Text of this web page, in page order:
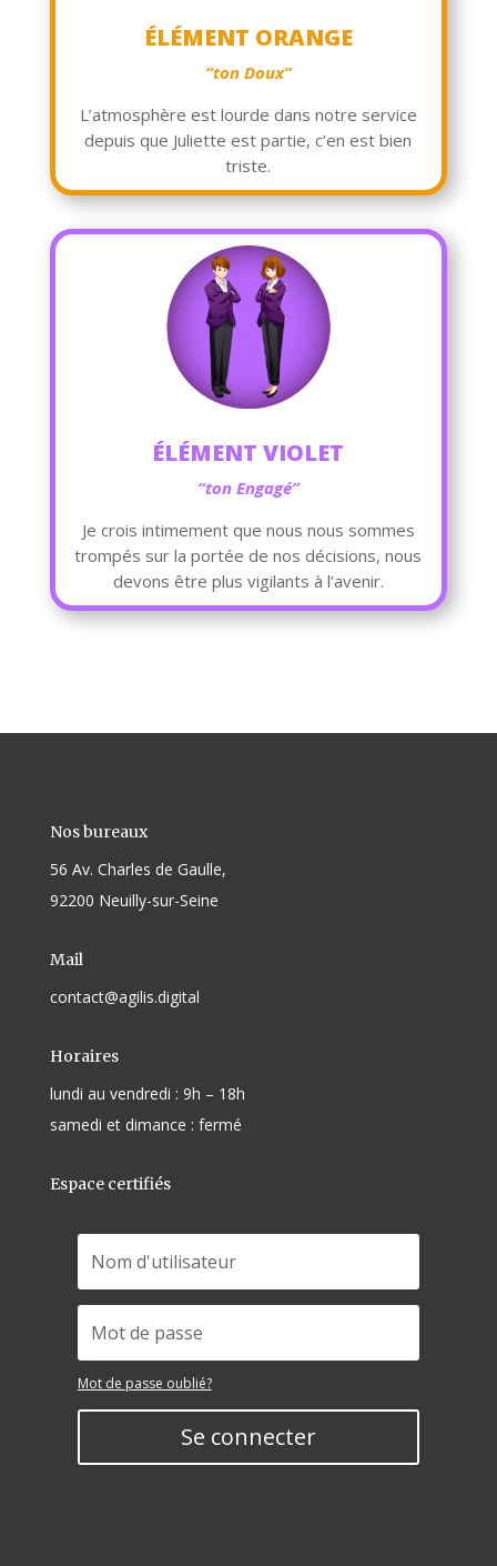
ÉLÉMENT ORANGE
“ton Doux”
L’atmosphère est lourde dans notre service
depuis que Juliette est partie, c’en est bien
triste.
ÉLÉMENT VIOLET
“ton Engagé”
Je crois intimement que nous nous sommes
trompés sur la portée de nos décisions, nous
devons être plus vigilants à l’avenir.
Nos bureaux
56 Av. Charles de Gaulle,
92200 Neuilly-sur-Seine
Mail
contact@agilis.digital
Horaires
lundi au vendredi : 9h – 18h
samedi et dimance : fermé
Espace certifiés
Mot de passe oublié?
Se connecter